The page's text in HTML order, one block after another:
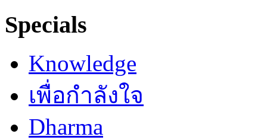
Specials
Knowledge
เพื่อกำลังใจ
Dharma